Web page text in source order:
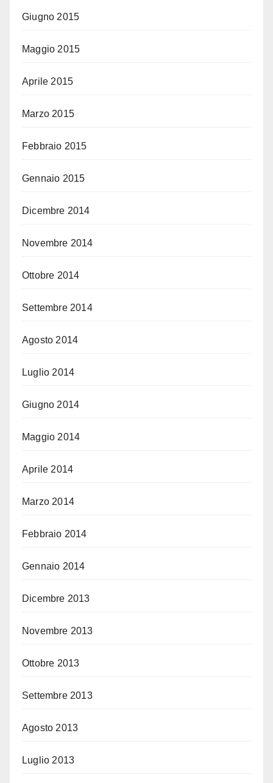
Giugno 2015
Maggio 2015
Aprile 2015
Marzo 2015
Febbraio 2015
Gennaio 2015
Dicembre 2014
Novembre 2014
Ottobre 2014
Settembre 2014
Agosto 2014
Luglio 2014
Giugno 2014
Maggio 2014
Aprile 2014
Marzo 2014
Febbraio 2014
Gennaio 2014
Dicembre 2013
Novembre 2013
Ottobre 2013
Settembre 2013
Agosto 2013
Luglio 2013